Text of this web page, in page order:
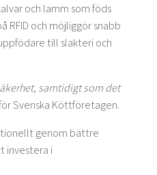
och lamm som föds
RFID och möjliggör snabb
till slakteri och
samtidigt som det
Svenska Köttföretagen.
genom bättre
investera i